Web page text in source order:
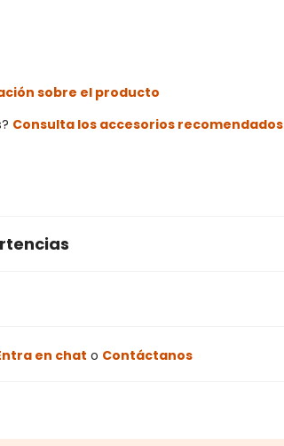
sobre el producto
Consulta los accesorios recomendados
en chat o Contáctanos